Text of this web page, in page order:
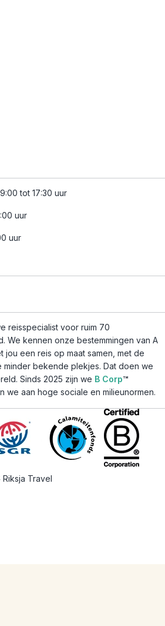
tot 17:30 uur
uur
uur
reisspecialist voor ruim 70
We kennen onze bestemmingen van A
jou een reis op maat samen, met de
bekende plekjes. Dat doen we
Sinds 2025 zijn we B Corp™
aan hoge sociale en milieunormen.
Travel